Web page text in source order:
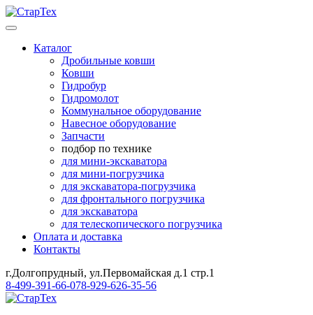
Каталог
Дробильные ковши
Ковши
Гидробур
Гидромолот
Коммунальное оборудование
Навесное оборудование
Запчасти
подбор по технике
для мини-экскаватора
для мини-погрузчика
для экскаватора-погрузчика
для фронтального погрузчика
для экскаватора
для телескопического погрузчика
Оплата и доставка
Контакты
г.Долгопрудный, ул.Первомайская д.1 стр.1
8-499-391-66-078-929-626-35-56